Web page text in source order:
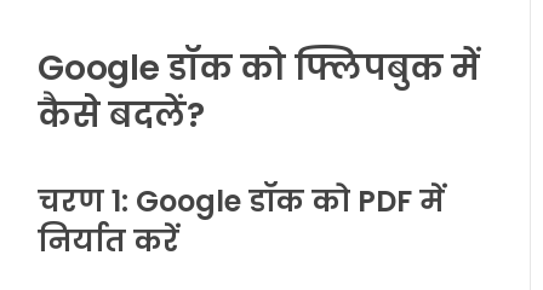
Google डॉक को फ्लिपबुक में
कैसे बदलें?
चरण 1: Google डॉक को PDF में
निर्यात करें